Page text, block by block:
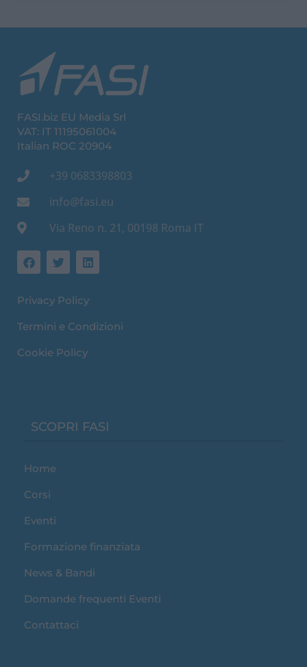
FASI.biz EU Media Srl
VAT: IT 11195061004
Italian ROC 20904
+39 0683398803
info@fasi.eu
Via Reno n. 21, 00198 Roma IT
F
a
b
o
T
w
t
r
L
i
e
i
Privacy Policy
Termini e Condizioni
Cookie Policy
SCOPRI FASI
Home
Corsi
Eventi
Formazione finanziata
News & Bandi
Domande frequenti Eventi
Contattaci